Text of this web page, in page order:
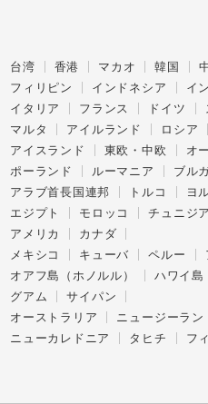
台湾 香港 マカオ 韓国
フィリピン
インドネシア イ
イタリア フランス ドイツ
マルタ
アイルランド ロシア
アイスランド
東欧・中欧 オ
ポーランド
ルーマニア
ブル
アラブ首長国連邦 トルコ ヨ
エジプト モロッコ チュニジア
アメリカ
カナダ
メキシコ キューバ ペルー
オアフ島（ホノルル） ハワイ島
グアム
サイパン
オーストラリア
ニュージーラン
ニューカレドニア タヒチ フ